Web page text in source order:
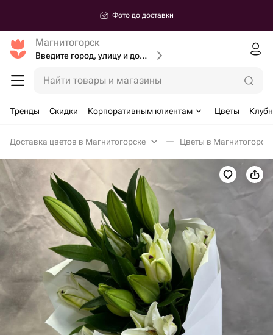
Фото до доставки
Магнитогорск
Введите город, улицу и дом доставки
Найти товары и магазины
Тренды Скидки Корпоративным клиентам Цветы
Доставка цветов в Магнитогорске Цветы в Магнитогорске